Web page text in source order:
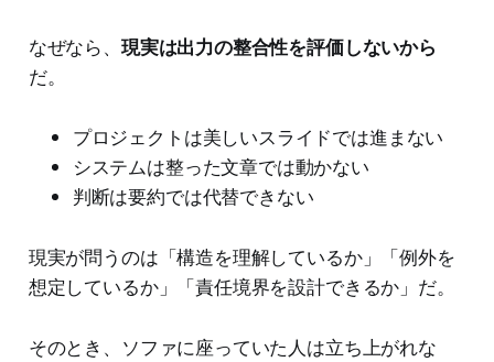
なぜなら、 現実は出力の整合性を評価しないから
だ。
プロジェクトは美しいスライドでは進まない
システムは整った文章では動かない
判断は要約では代替できない
現実が問うのは「構造を理解しているか」「例外を
想定しているか」「責任境界を設計できるか」だ。
そのとき、ソファに座っていた人は立ち上がれな